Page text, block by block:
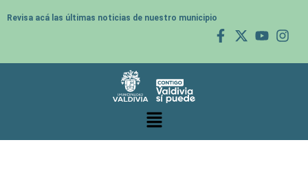
Revisa acá las últimas noticias de nuestro municipio